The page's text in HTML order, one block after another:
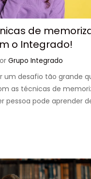
de
o Integrado!
Grupo Integrado
um desafio tão grande
as técnicas de
pessoa pode aprender